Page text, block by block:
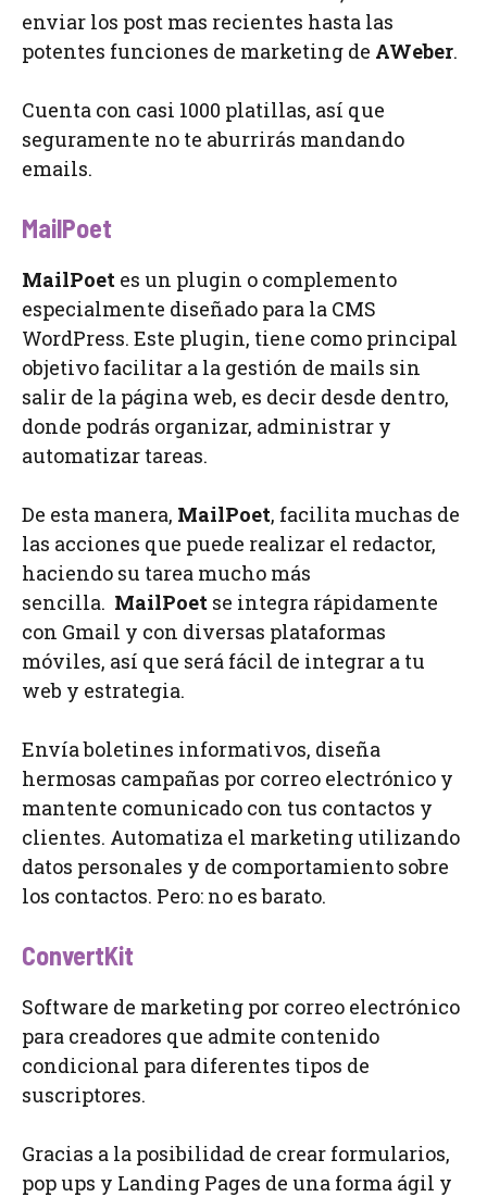
enviar los post mas recientes hasta las
potentes funciones de marketing de AWeber.
Cuenta con casi 1000 platillas, así que
seguramente no te aburrirás mandando
emails.
MailPoet
MailPoet es un plugin o complemento
especialmente diseñado para la CMS
WordPress. Este plugin, tiene como principal
objetivo facilitar a la gestión de mails sin
salir de la página web, es decir desde dentro,
donde podrás organizar, administrar y
automatizar tareas.
De esta manera, MailPoet, facilita muchas de
las acciones que puede realizar el redactor,
haciendo su tarea mucho más
sencilla. MailPoet se integra rápidamente
con Gmail y con diversas plataformas
móviles, así que será fácil de integrar a tu
web y estrategia.
Envía boletines informativos, diseña
hermosas campañas por correo electrónico y
mantente comunicado con tus contactos y
clientes. Automatiza el marketing utilizando
datos personales y de comportamiento sobre
los contactos. Pero: no es barato.
ConvertKit
Software de marketing por correo electrónico
para creadores que admite contenido
condicional para diferentes tipos de
suscriptores.
Gracias a la posibilidad de crear formularios,
pop ups y Landing Pages de una forma ágil y